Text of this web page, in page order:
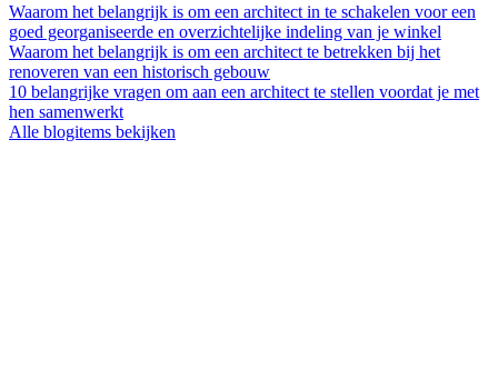
Waarom het belangrijk is om een architect in te schakelen voor een
goed georganiseerde en overzichtelijke indeling van je winkel
Waarom het belangrijk is om een architect te betrekken bij het
renoveren van een historisch gebouw
10 belangrijke vragen om aan een architect te stellen voordat je met
hen samenwerkt
Alle blogitems bekijken